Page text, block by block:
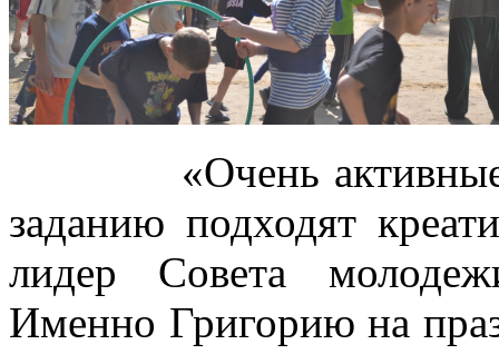
«Очень
заданию подходят
лидер Совета
Именно Григорию на